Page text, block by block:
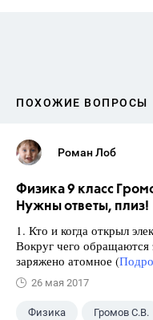
ПОХОЖИЕ ВОПРОСЫ
Роман Лоб
Физика 9 класс
Нужны ответы, плиз!
1. Кто и когда открыл
Вокруг чего обращаются
заряжено атомное (
26 мая 2017
Физика Громов С.В.